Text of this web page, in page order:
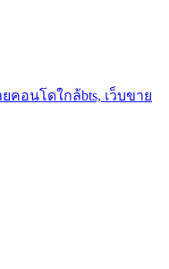
อนโดใกล้bts, เว็บขาย